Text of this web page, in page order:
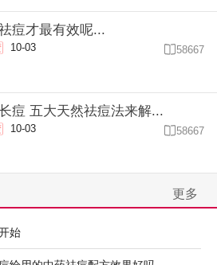
痘才最有效呢...
10-03 58667
痘 五大天然祛痘法来解...
10-03 58667
更多
始